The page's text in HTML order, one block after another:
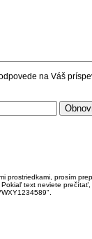
na Váš
prostriedkami, prosím
text neviete